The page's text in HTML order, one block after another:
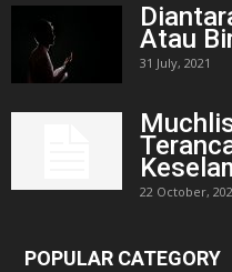
Atau
31 July, 2021
22 October,
POPULAR CATEGORY